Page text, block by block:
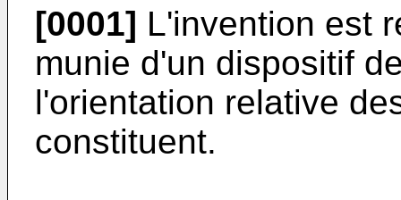
[0001] L'invention est
munie d'un dispositif
l'orientation relative
constituent.